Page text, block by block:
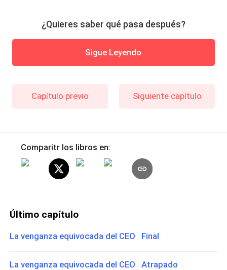
¿Quieres saber qué pasa después?
Sigue Leyendo
Capítulo previo Siguiente capítulo
Comparitr los libros en:
Último capítulo
La venganza equivocada del CEO Final
La venganza equivocada del CEO Atrapado